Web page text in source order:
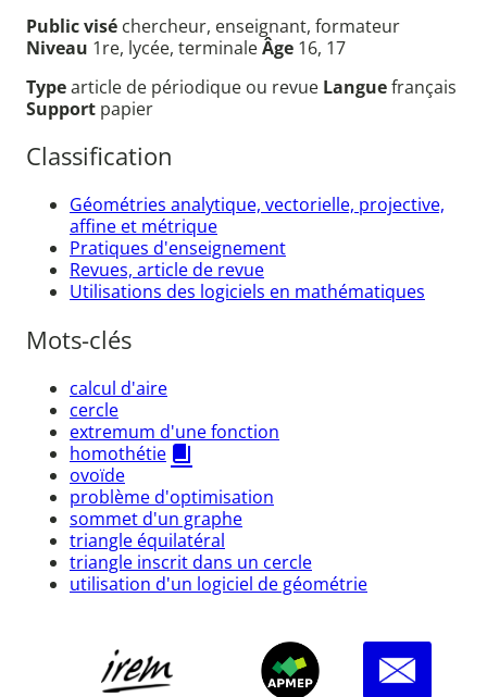
Public visé chercheur, enseignant, formateur
Niveau 1re, lycée, terminaleÂge 16, 17
Typearticle de périodique ou revue Languefrançais
Support papier
Classification
Géométries analytique, vectorielle, projective,
affine et métrique
Pratiques d'enseignement
Revues, article de revue
Utilisations des logiciels en mathématiques
Mots-clés
calcul d'aire
cercle
extremum d'une fonction
homothétie
ovoïde
problème d'optimisation
sommet d'un graphe
triangle équilatéral
triangle inscrit dans un cercle
utilisation d'un logiciel de géométrie